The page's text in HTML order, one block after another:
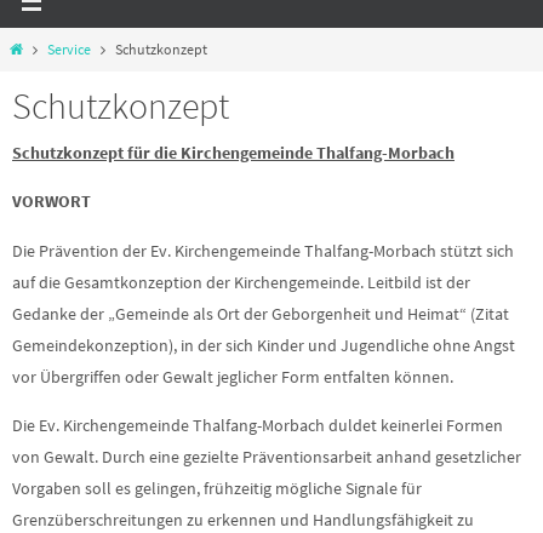
StartService Schutzkonzept
Schutzkonzept
Schutzkonzept für die Kirchengemeinde Thalfang-Morbach
VORWORT
Die Prävention der Ev. Kirchengemeinde Thalfang-Morbach stützt sich
auf die Gesamtkonzeption der Kirchengemeinde. Leitbild ist der
Gedanke der „Gemeinde als Ort der Geborgenheit und Heimat“ (Zitat
Gemeindekonzeption), in der sich Kinder und Jugendliche ohne Angst
vor Übergriffen oder Gewalt jeglicher Form entfalten können.
Die Ev. Kirchengemeinde Thalfang-Morbach duldet keinerlei Formen
von Gewalt. Durch eine gezielte Präventionsarbeit anhand gesetzlicher
Vorgaben soll es gelingen, frühzeitig mögliche Signale für
Grenzüberschreitungen zu erkennen und Handlungsfähigkeit zu